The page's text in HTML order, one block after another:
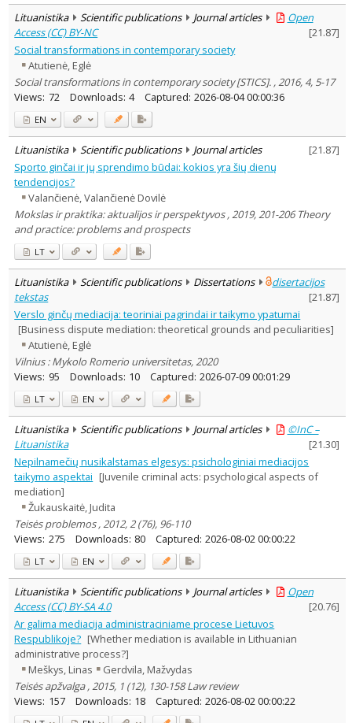
Lituanistika Scientific publications Journal articles
Open
Access (CC) BY-NC
[21.87]
Social transformations in contemporary society
Atutienė, Eglė
Social transformations in contemporary society [STICS]. , 2016, 4, 5-17
Views: 72 Downloads: 4 Captured: 2026-08-04 00:00:36
EN
Lituanistika Scientific publications Journal articles [21.87]
Sporto ginčai ir jų sprendimo būdai: kokios yra šių dienų
tendencijos?
Valančienė, Valančienė Dovilė
Mokslas ir praktika: aktualijos ir perspektyvos , 2019, 201-206 Theory
and practice: problems and prospects
LT
Lituanistika Scientific publications Dissertations
disertacijos
tekstas
[21.87]
Verslo ginčų mediacija: teoriniai pagrindai ir taikymo ypatumai
[Business dispute mediation: theoretical grounds and peculiarities]
Atutienė, Eglė
Vilnius : Mykolo Romerio universitetas, 2020
Views: 95 Downloads: 10 Captured: 2026-07-09 00:01:29
LT EN
Lituanistika Scientific publications Journal articles
©InC –
Lituanistika
[21.30]
Nepilnamečių nusikalstamas elgesys: psichologiniai mediacijos
taikymo aspektai [Juvenile criminal acts: psychological aspects of
mediation]
Žukauskaitė, Judita
Teisės problemos , 2012, 2 (76), 96-110
Views: 275 Downloads: 80 Captured: 2026-08-02 00:00:22
LT EN
Lituanistika Scientific publications Journal articles
Open
Access (CC) BY-SA 4.0
[20.76]
Ar galima mediacija administraciniame procese Lietuvos
Respublikoje? [Whether mediation is available in Lithuanian
administrative process?]
Meškys, Linas
Gerdvila, Mažvydas
Teisės apžvalga , 2015, 1 (12), 130-158 Law review
Views: 157 Downloads: 18 Captured: 2026-08-02 00:00:22